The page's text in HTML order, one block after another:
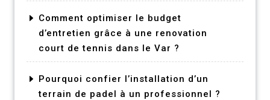
Comment optimiser le budget
d’entretien grâce à une renovation
court de tennis dans le Var ?
Pourquoi confier l’installation d’un
terrain de padel à un professionnel ?